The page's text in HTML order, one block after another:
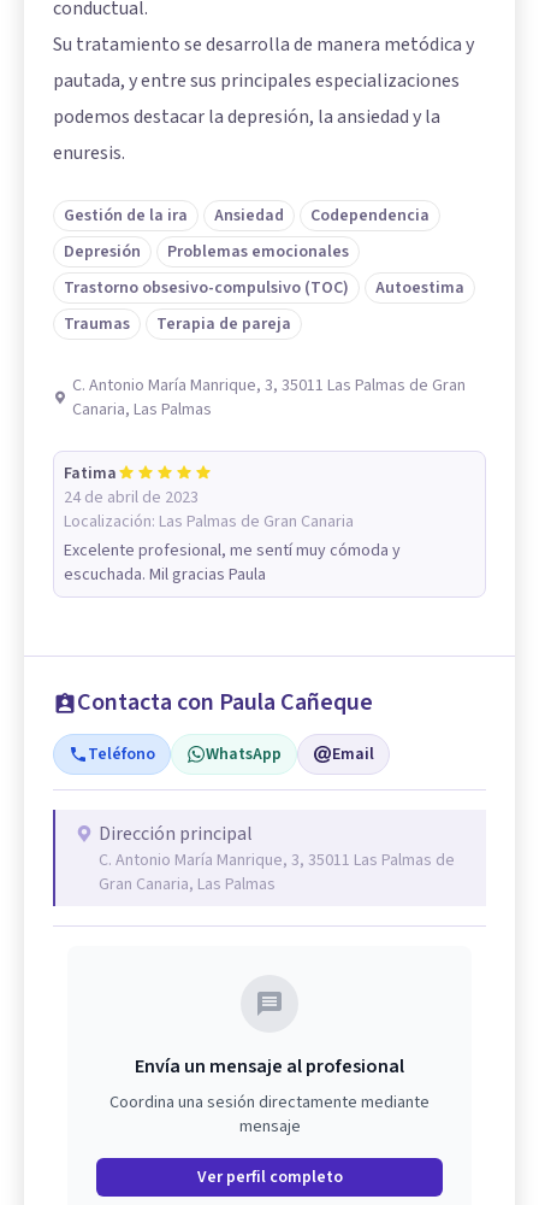
conductual.
Su tratamiento se desarrolla de manera metódica y
pautada, y entre sus principales especializaciones
podemos destacar la depresión, la ansiedad y la
enuresis.
Gestión de la ira Ansiedad
Codependencia
Depresión
Problemas emocionales
Trastorno obsesivo-compulsivo (TOC)
Autoestima
Traumas
Terapia de pareja
C. Antonio María Manrique, 3, 35011 Las Palmas de Gran
Canaria, Las Palmas
Fatima
24 de abril de 2023
Localización: Las Palmas de Gran Canaria
Excelente profesional, me sentí muy cómoda y
escuchada. Mil gracias Paula
Contacta con Paula Cañeque
Teléfono WhatsApp Email
Dirección principal
C. Antonio María Manrique, 3, 35011 Las Palmas de
Gran Canaria, Las Palmas
Envía un mensaje al profesional
Coordina una sesión directamente mediante
mensaje
Ver perfil completo